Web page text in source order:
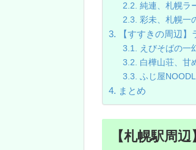
純連、札幌ラ
彩未、札幌一
【すすきの周辺
えびそばの一
白樺山荘、甘
ふじ屋
まとめ
【札幌駅周